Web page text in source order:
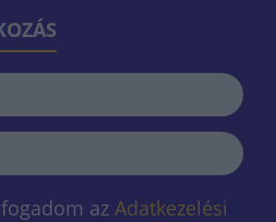
az Adatkezelési